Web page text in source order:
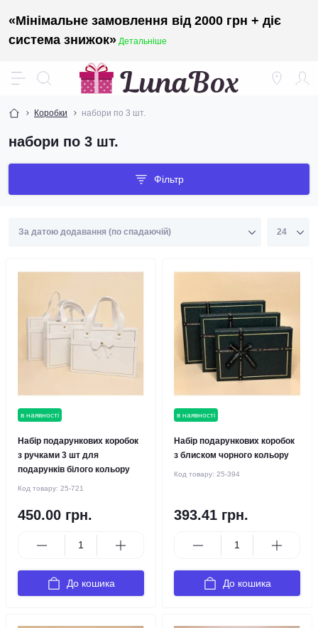
«Мінімальне замовлення від 2000 грн + діє
система знижок» Детальніше
Коробки набори по 3 шт.
набори по 3 шт.
Фільтр
в наявності
Набір подарункових коробок
з ручками 3 шт для
подарунків білого кольору
Код товару: 25-721
450.00 грн.
До кошика
в наявності
Набір подарункових коробок
з блиском чорного кольору
Код товару: 25-394
393.41 грн.
До кошика